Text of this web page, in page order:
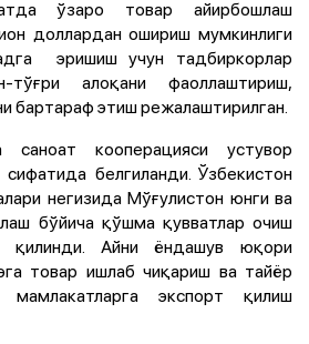
ўзаро товар айирбошлаш
доллардан ошириш мумкинлиги
эришиш учун тадбиркорлар
тўғри алоқани фаоллаштириш,
бартараф этиш режалаштирилган.
кооперацияси устувор
белгиланди. Ўзбекистон
негизида Мўғулистон юнги ва
бўйича қўшма қувватлар очиш
қилинди. Айни ёндашув юқори
товар ишлаб чиқариш ва тайёр
экспорт қилиш